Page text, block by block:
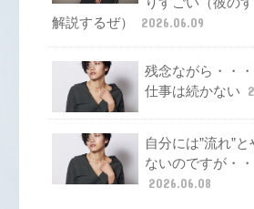
解説するぜ）
2026.06.09
残念ながら・・
仕事は続かない
自分には”流れ”
ないのですが・
2026.06.08